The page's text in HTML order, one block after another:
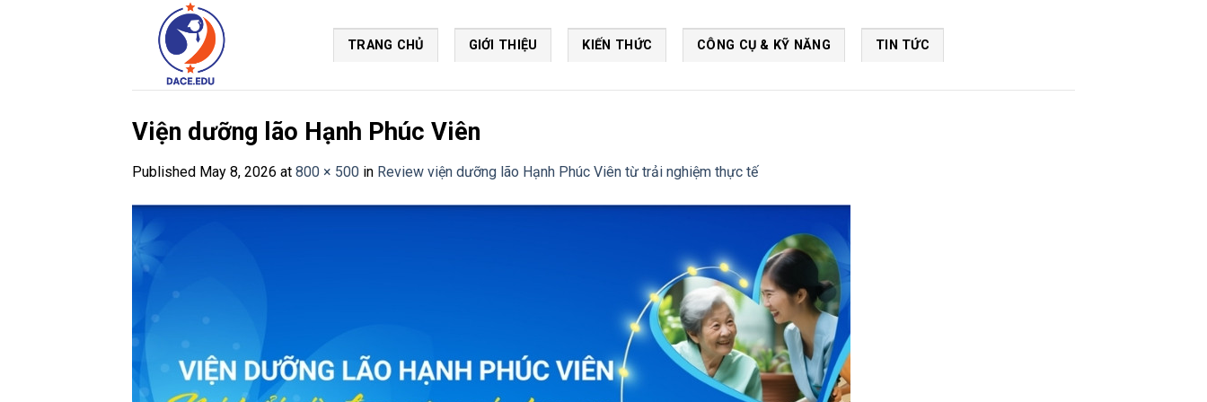
TRANG CHỦ GIỚI THIỆU KIẾN THỨC CÔNG CỤ & KỸ NĂNG TIN TỨC
Viện dưỡng lão Hạnh Phúc Viên
Published May 8, 2026 at 800 × 500 in Review viện dưỡng lão Hạnh Phúc Viên từ trải nghiệm thực tế